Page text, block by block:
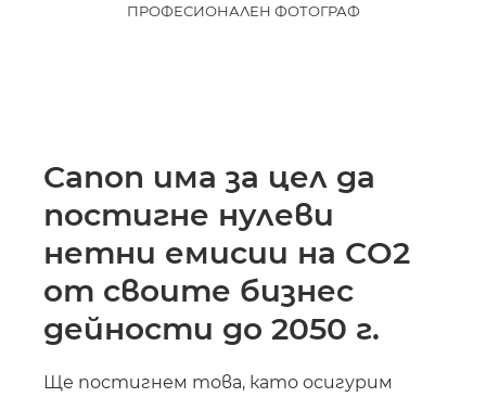
ПРОФЕСИОНАЛЕН ФОТОГРАФ
Canon има за цел да
постигне нулеви
нетни емисии на CO2
от своите бизнес
дейности до 2050 г.
Ще постигнем това, като осигурим